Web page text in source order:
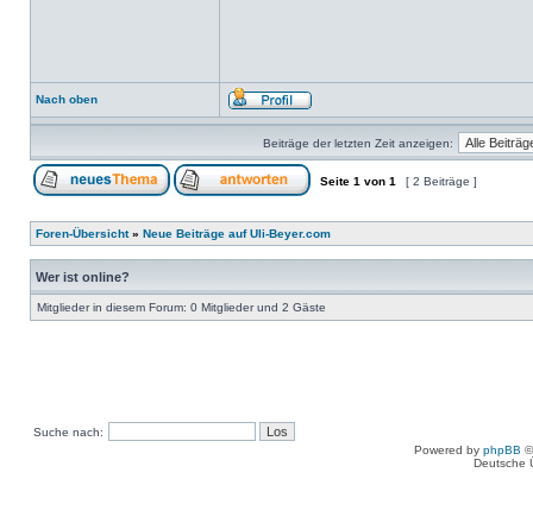
Nach oben
Beiträge der letzten Zeit anzeigen:
Seite 1 von 1 [ 2 Beiträge ]
Foren-Übersicht» Neue Beiträge auf Uli-Beyer.com
Wer ist online?
Mitglieder in diesem Forum: 0 Mitglieder und 2 Gäste
Suche nach:
Powered by phpBB
Deutsche